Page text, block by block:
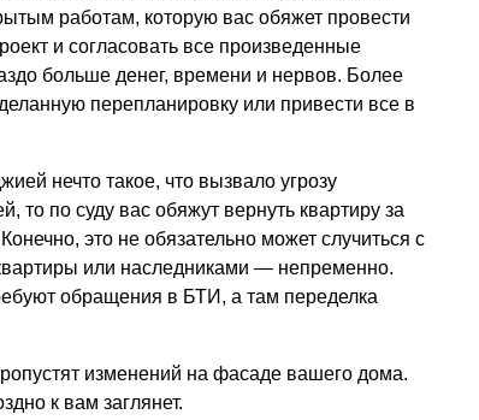
работам, которую вас обяжет провести
и согласовать все произведенные
больше денег, времени и нервов. Более
перепланировку или привести все в
нечто такое, что вызвало угрозу
то по суду вас обяжут вернуть квартиру за
это не обязательно может случиться с
или наследниками — непременно.
обращения в БТИ, а там переделка
изменений на фасаде вашего дома.
к вам заглянет.